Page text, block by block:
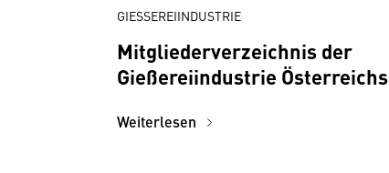
GIESSEREIINDUSTRIE
Mitgliederverzeichnis der
Gießereiindustrie Österreichs
Weiterlesen